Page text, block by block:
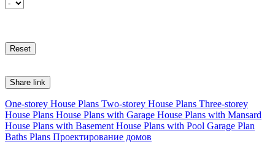
Share link
One-storey House Plans Two-storey House Plans Three-storey
House Plans House Plans with Garage House Plans with Mansard
House Plans with Basement House Plans with Pool Garage Plan
Baths Plans Проектирование домов